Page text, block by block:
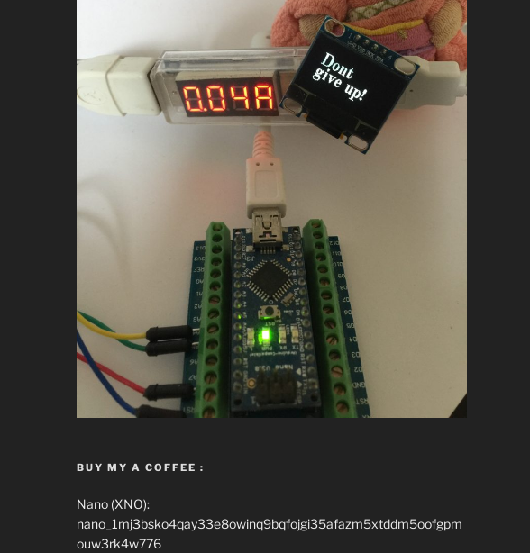
BUY MY A COFFEE :
Nano (XNO):
nano_1mj3bsko4qay33e8owinq9bqfojgi35afazm5xtddm5oofgpm
ouw3rk4w776